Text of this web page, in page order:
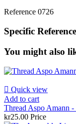
Reference 0726
Specific
You might also
 Quick view
Add to cart
Thread Aspo Amann -
kr25.00 Price